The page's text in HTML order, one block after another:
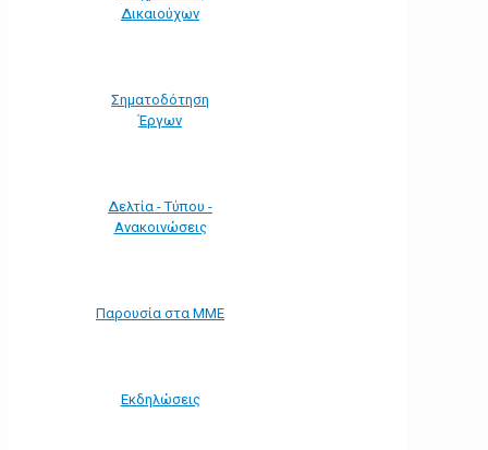
Δικαιούχων
Σηματοδότηση
Έργων
Δελτία - Τύπου -
Ανακοινώσεις
Παρουσία στα ΜΜΕ
Εκδηλώσεις